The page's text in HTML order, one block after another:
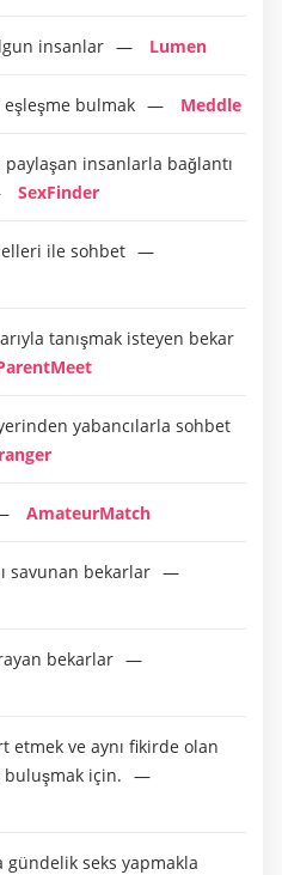
insanlar Lumen
bulmak Meddle
paylaşan insanlarla bağlantı
SexFinder
ile sohbet
tanışmak isteyen bekar
yabancılarla sohbet
AmateurMatch
savunan bekarlar
bekarlar
etmek ve aynı fikirde olan
için.
gündelik seks yapmakla